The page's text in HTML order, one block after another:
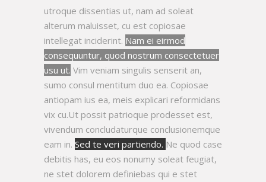
utroque dissentias ut, nam ad soleat
alterum maluisset, cu est copiosae
intellegat inciderint. Nam ei eirmod
consequuntur, quod nostrum consectetuer
usu ut. Vim veniam singulis senserit an,
sumo consul mentitum duo ea. Copiosae
antiopam ius ea, meis explicari reformidans
vix cu.Ut possit patrioque prodesset est,
vivendum concludaturque conclusionemque
eam in. Sed te veri partiendo. Ne quod case
debitis has, eu eos nonumy soleat feugiat,
ne stet dolorem definiebas qui e stet